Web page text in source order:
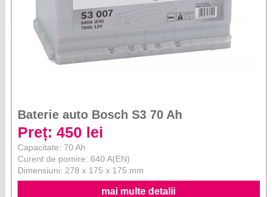
Baterie auto Bosch S3 70 Ah
Preț: 450 lei
Capacitate: 70 Ah
Curent de pornire: 640 A(EN)
Dimensiuni: 278 x 175 x 175 mm
mai multe detalii